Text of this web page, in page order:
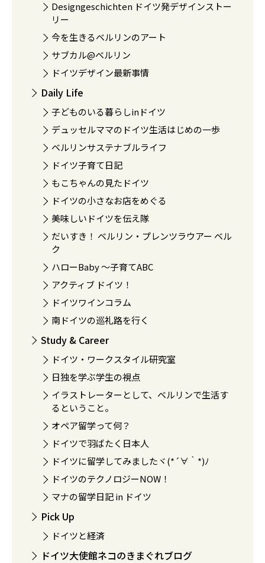
Designgeschichten ドイツ発デザインストー
リー
今を生きるベルリンのアート
サブカル@ベルリン
ドイツデザイン最新事情
Daily Life
子どものいる暮らしinドイツ
デュッセルママのドイツ生活はじめの一歩
ベルリンサステナブルライフ
ドイツ子育て日記
もこちゃんの見たドイツ
ドイツの小さなお店をめぐる
美味しいドイツを伝え隊
だいすき！ ベルリン・プレンツラウアー ベル
ク
ハローBaby 〜子育てABC
アクティブ ドイツ！
ドイツワインコラム
南ドイツの巡礼路を行く
Study & Career
ドイツ・ワークスタイル研究室
日独を学ぶ学生の視点
イラストレーターとして、ベルリンで生活す
るということ。
オペア留学って何？
ドイツで羽ばたく日本人
ドイツに留学してみましたヾ(*´∀｀*)ﾉ
ドイツのテクノロジーNOW！
マナの留学日記 in ドイツ
Pick Up
ドイツと経済
ドイツ大使館ネコのきまぐれブログ